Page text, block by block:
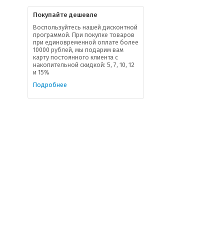
Покупайте дешевле
Воспользуйтесь нашей дисконтной
программой. При покупке товаров
при единовременной оплате более
10000 рублей, мы подарим вам
карту постоянного клиента с
накопительной скидкой: 5, 7, 10, 12
и 15%
Подробнее